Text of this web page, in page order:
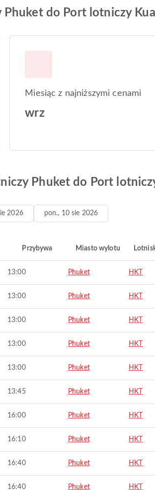
do Port lotniczy
Miesiąc z najniższymi cenami
wrz
Phuket do Port
2026 pon., 10 sie 2026
Przybywa Miasto wylotu
13:00 Phuket HKT
13:00 Phuket HKT
13:00 Phuket HKT
13:00 Phuket HKT
13:00 Phuket HKT
13:45 Phuket HKT
16:00 Phuket HKT
16:10 Phuket HKT
16:40 Phuket HKT
16:40 Phuket HKT